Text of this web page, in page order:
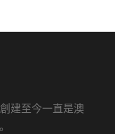
建至今一直是澳